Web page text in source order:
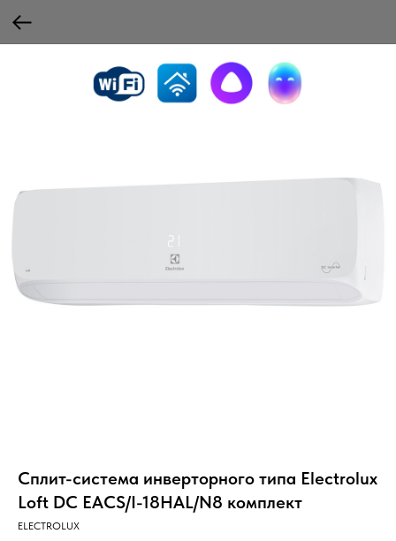
Сплит-система инверторного типа Electrolux
Loft DC EACS/I-18HAL/N8 комплект
ELECTROLUX